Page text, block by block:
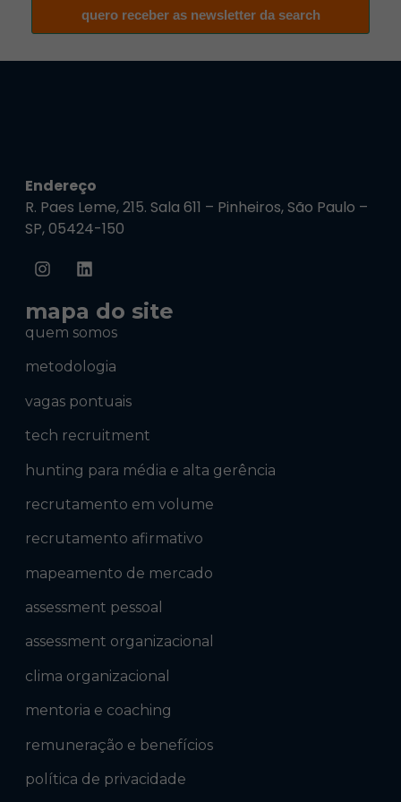
quero receber as newsletter da search
Endereço
R. Paes Leme, 215. Sala 611 – Pinheiros, São Paulo –
SP, 05424-150
mapa do site
quem somos
metodologia
vagas pontuais
tech recruitment
hunting para média e alta gerência
recrutamento em volume
recrutamento afirmativo
mapeamento de mercado
assessment pessoal
assessment organizacional
clima organizacional
mentoria e coaching
remuneração e benefícios
política de privacidade